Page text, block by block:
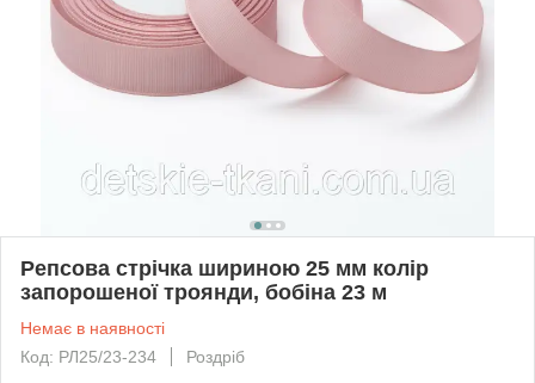
Репсова стрічка шириною 25 мм колір
запорошеної троянди, бобіна 23 м
Немає в наявності
Код: РЛ25/23-234
Роздріб